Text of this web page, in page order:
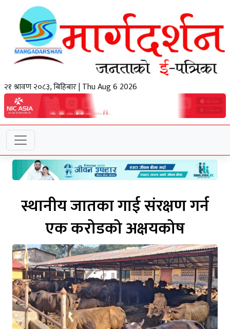
२१ श्रावण २०८३, बिहिबार | Thu Aug 6 2026
स्थानीय जातका गाई संरक्षण गर्न
एक करोडको अक्षयकोष